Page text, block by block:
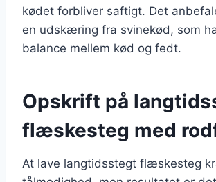
kødet forbliver saftigt. Det
en udskæring fra svinekød, som
balance mellem kød og fedt.
Opskrift på
flæskesteg med
At lave langtidsstegt flæskesteg